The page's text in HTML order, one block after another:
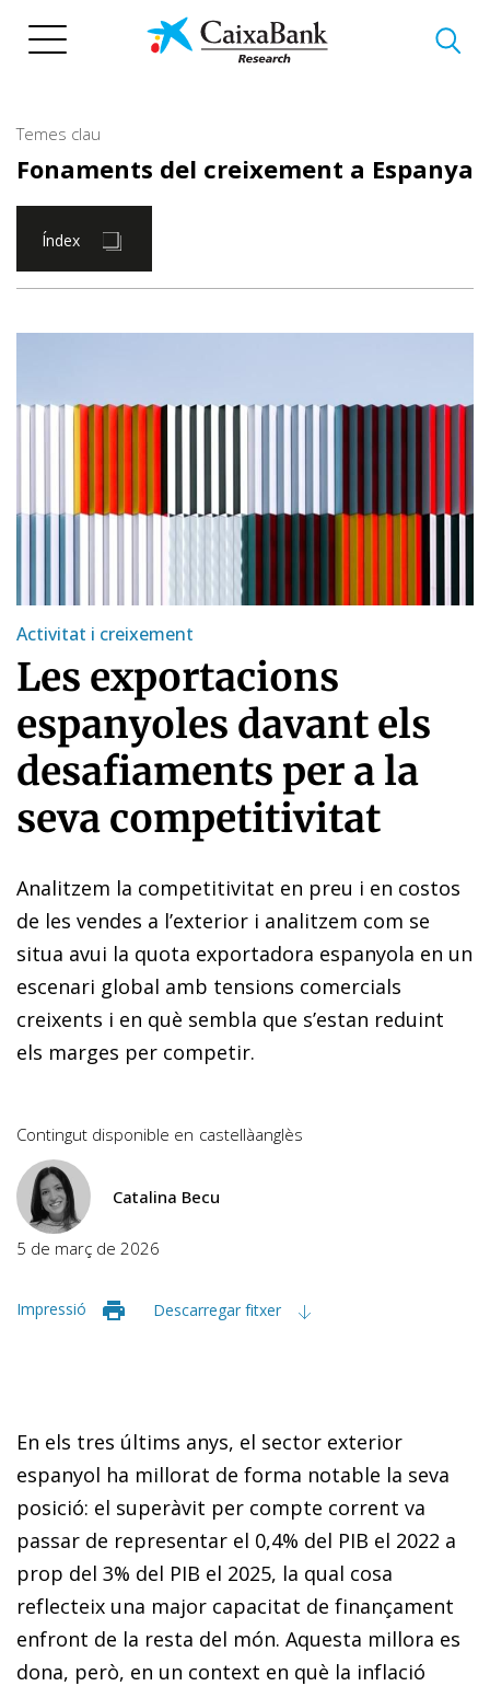
Temes clau
Fonaments del creixement a Espanya
Índex
Activitat i creixement
Les exportacions
espanyoles davant els
desafiaments per a la
seva competitivitat
Analitzem la competitivitat en preu i en costos
de les vendes a l’exterior i analitzem com se
situa avui la quota exportadora espanyola en un
escenari global amb tensions comercials
creixents i en què sembla que s’estan reduint
els marges per competir.
Contingut disponible en castellàanglès
Catalina Becu
5 de març de 2026
Impressió Descarregar fitxer
En els tres últims anys, el sector exterior
espanyol ha millorat de forma notable la seva
posició: el superàvit per compte corrent va
passar de representar el 0,4% del PIB el 2022 a
prop del 3% del PIB el 2025, la qual cosa
reflecteix una major capacitat de finançament
enfront de la resta del món. Aquesta millora es
dona, però, en un context en què la inflació